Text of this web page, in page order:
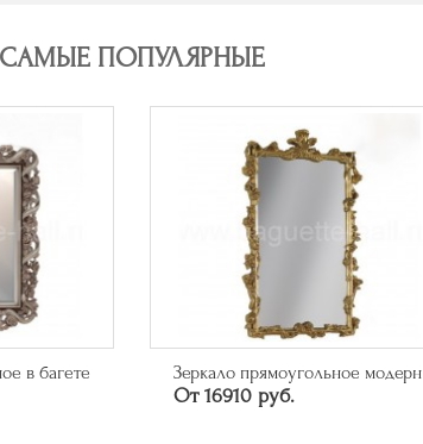
САМЫЕ ПОПУЛЯРНЫЕ
в багете
Зеркало прямоугольное модерн
От 16910 руб.